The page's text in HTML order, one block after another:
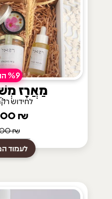
%9 הנחה!
מַאֲרָז
לחידוש
₪
225.00
₪
205.00
לעמוד